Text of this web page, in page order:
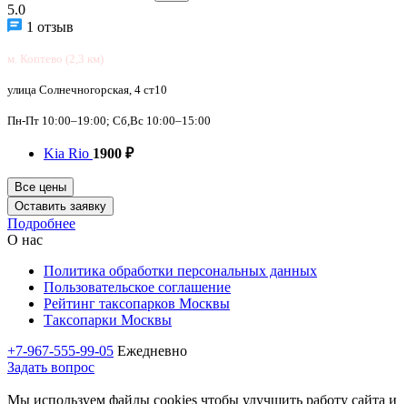
5.0
1 отзыв
м. Коптево (2,3 км)
улица Солнечногорская, 4 ст10
Пн-Пт 10:00–19:00; Сб,Вс 10:00–15:00
Kia Rio 1900 ₽
Все цены
Оставить заявку
Подробнее
О нас
Политика обработки персональных данных
Пользовательское соглашение
Рейтинг таксопарков Москвы
Таксопарки Москвы
+7-967-555-99-05 Ежедневно
Задать вопрос
Мы используем файлы cookies чтобы улучшить работу сайта и